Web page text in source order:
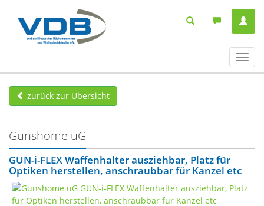
ein-/
zurück zur Übersicht
Gunshome uG
GUN-i-FLEX Waffenhalter ausziehbar, Platz für
Optiken herstellen, anschraubbar für Kanzel etc